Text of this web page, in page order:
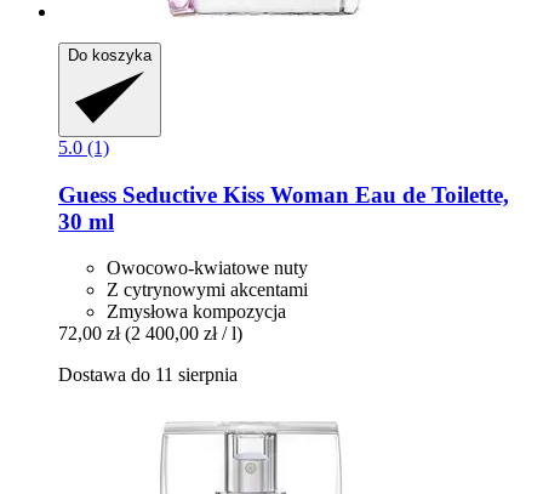
Do koszyka
5.0 (1)
Guess Seductive Kiss Woman Eau de Toilette,
30 ml
Owocowo-kwiatowe nuty
Z cytrynowymi akcentami
Zmysłowa kompozycja
72,00 zł (2 400,00 zł / l)
Dostawa do 11 sierpnia